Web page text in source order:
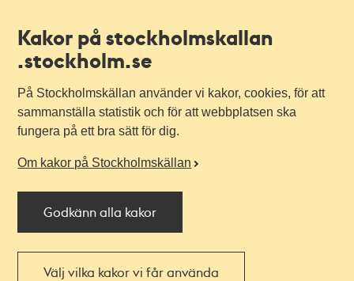
Kakor på stockholmskallan
.stockholm.se
På Stockholmskällan använder vi kakor, cookies, för att
sammanställa statistik och för att webbplatsen ska
fungera på ett bra sätt för dig.
Om kakor på Stockholmskällan
Godkänn alla kakor
Välj vilka kakor vi får använda